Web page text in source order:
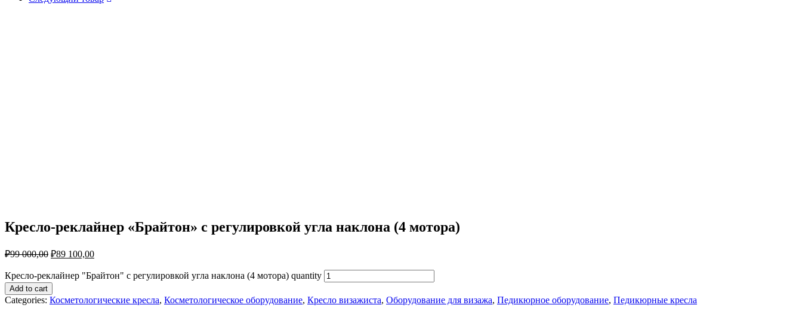
Кресло-реклайнер «Брайтон» с регулировкой угла наклона (4 мотора)
₽99 000,00 ₽89 100,00
Кресло-реклайнер "Брайтон" с регулировкой угла наклона (4 мотора) quantity
Add to cart
Categories: Косметологические кресла, Косметологическое оборудование, Кресло визажиста, Оборудование для визажа, Педикюрное оборудование, Педикюрные кресла